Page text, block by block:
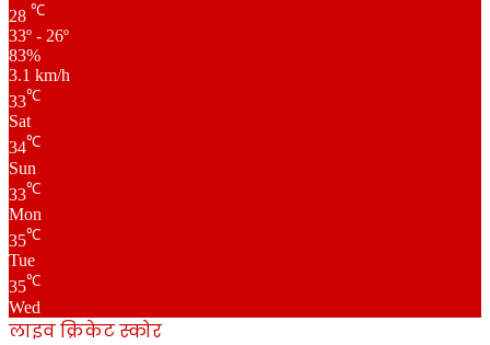
28 ℃
33º - 26º
83%
3.1 km/h
33℃
Sat
34℃
Sun
33℃
Mon
35℃
Tue
35℃
Wed
लाइव क्रिकेट स्कोर